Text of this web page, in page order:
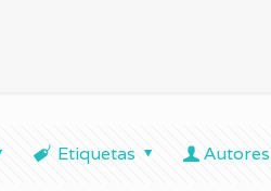
Etiquetas Autores